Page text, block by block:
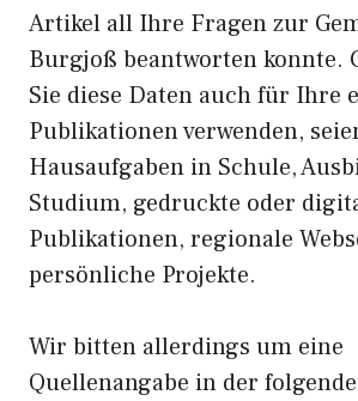
Artikel all Ihre Fragen zur
Burgjoß beantworten konnte.
Sie diese Daten auch für Ihre
Publikationen verwenden,
Hausaufgaben in Schule,
Studium, gedruckte oder
Publikationen, regionale
persönliche Projekte.
Wir bitten allerdings um eine
Quellenangabe in der